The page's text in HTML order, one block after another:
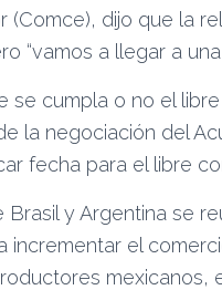
dijo que la
“vamos a llegar a
cumpla o no el
la negociación del
fecha para el libre
y Argentina se
incrementar el
mexicanos,